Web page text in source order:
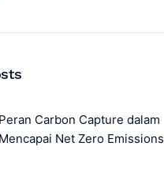
Peran Carbon Capture dalam
Mencapai Net Zero Emissions